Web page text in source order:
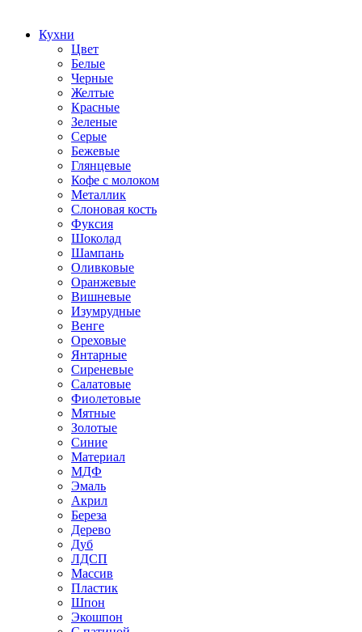
Кухни
Цвет
Белые
Черные
Желтые
Красные
Зеленые
Серые
Бежевые
Глянцевые
Кофе с молоком
Металлик
Слоновая кость
Фуксия
Шоколад
Шампань
Оливковые
Оранжевые
Вишневые
Изумрудные
Венге
Ореховые
Янтарные
Сиреневые
Салатовые
Фиолетовые
Мятные
Золотые
Синие
Материал
МДФ
Эмаль
Акрил
Береза
Дерево
Дуб
ЛДСП
Массив
Пластик
Шпон
Экошпон